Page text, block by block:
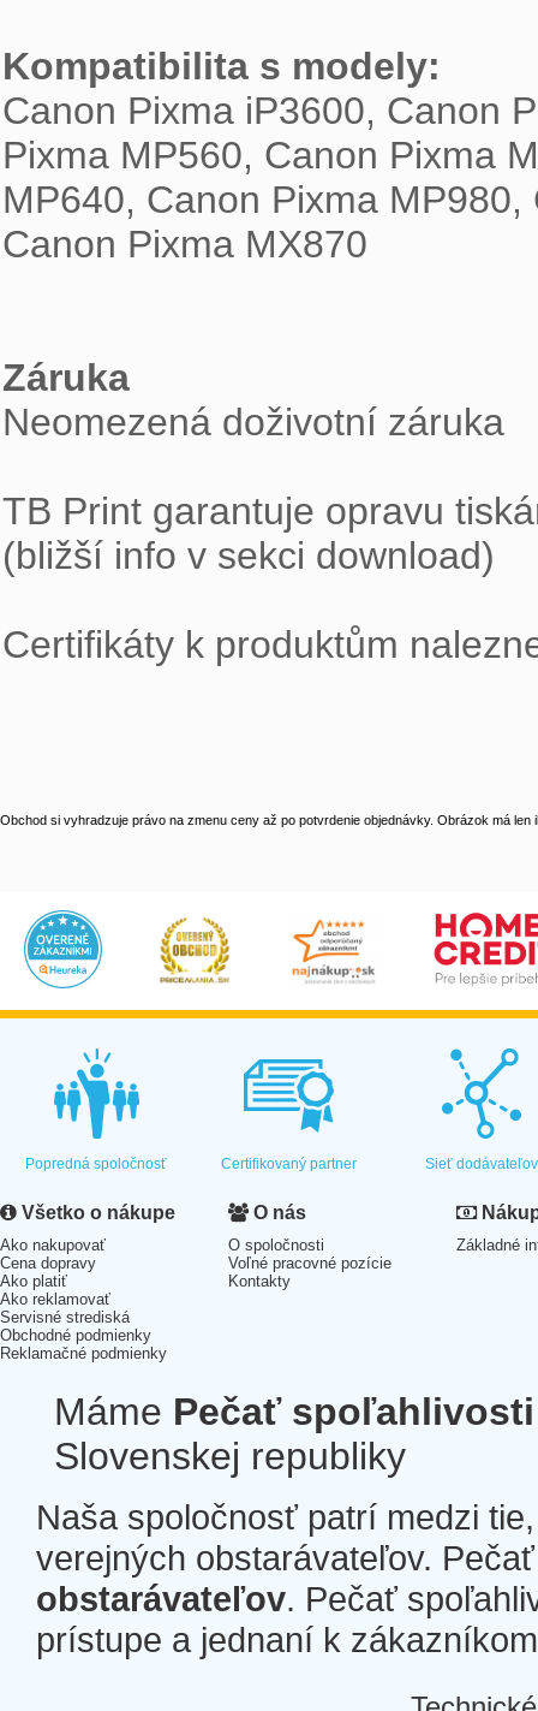
Kompatibilita s modely:
Canon Pixma iP3600, Canon
Pixma MP560, Canon Pixma
MP640, Canon Pixma
Canon Pixma MX870
Záruka
Neomezená doživotní záruka
TB Print garantuje opravu
(bližší info v sekci download)
Certifikáty k produktům
Obchod si vyhradzuje právo na zmenu ceny až po potvrdenie objednávky. Obrázok má len
Popredná spoločnosť Certifikovaný partner Sieť dodávateľov
Všetko o nákupe
Ako nakupovať
Cena dopravy
Ako platiť
Ako reklamovať
Servisné strediská
Obchodné podmienky
Reklamačné podmienky
O nás
O spoločnosti
Voľné pracovné pozície
Kontakty
Základné
Máme Pečať spoľahlivosti
Slovenskej republiky
Naša spoločnosť patrí medzi
verejných obstarávateľov.
obstarávateľov. Pečať
prístupe a jednaní k